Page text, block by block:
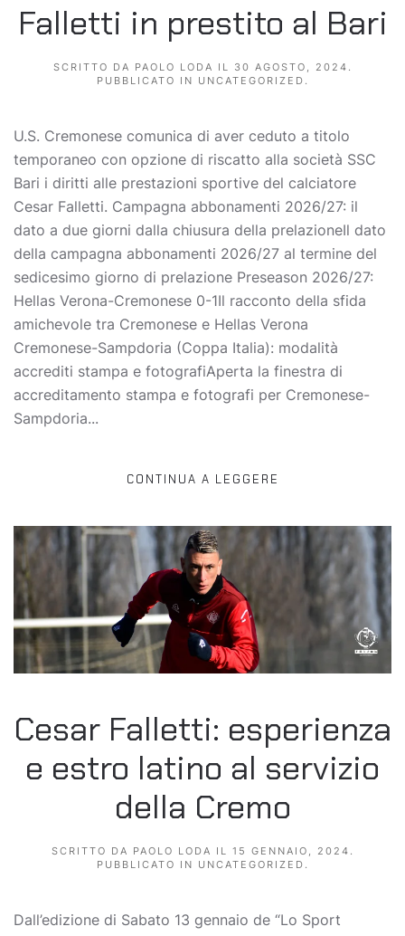
Falletti in prestito al Bari
SCRITTO DA PAOLO LODA IL 30 AGOSTO, 2024 .
PUBBLICATO IN UNCATEGORIZED .
U.S. Cremonese comunica di aver ceduto a titolo
temporaneo con opzione di riscatto alla società SSC
Bari i diritti alle prestazioni sportive del calciatore
Cesar Falletti. Campagna abbonamenti 2026/27: il
dato a due giorni dalla chiusura della prelazioneIl dato
della campagna abbonamenti 2026/27 al termine del
sedicesimo giorno di prelazione Preseason 2026/27:
Hellas Verona-Cremonese 0-1Il racconto della sfida
amichevole tra Cremonese e Hellas Verona
Cremonese-Sampdoria (Coppa Italia): modalità
accrediti stampa e fotografiAperta la finestra di
accreditamento stampa e fotografi per Cremonese-
Sampdoria...
CONTINUA A LEGGERE
Cesar Falletti: esperienza
e estro latino al servizio
della Cremo
SCRITTO DA PAOLO LODA IL 15 GENNAIO, 2024 .
PUBBLICATO IN UNCATEGORIZED .
Dall’edizione di Sabato 13 gennaio de “Lo Sport